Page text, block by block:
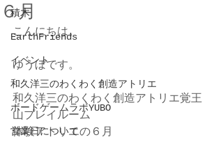
積木
EarthFriends
イベント
和久洋三のわくわく創造アトリエ
ボードゲームラボYUBO
営業日について
６月
こんにちは。
ゆうぼです。
和久洋三のわくわく創造アトリエ覚王
山プレイルーム
体験アトリエの６月